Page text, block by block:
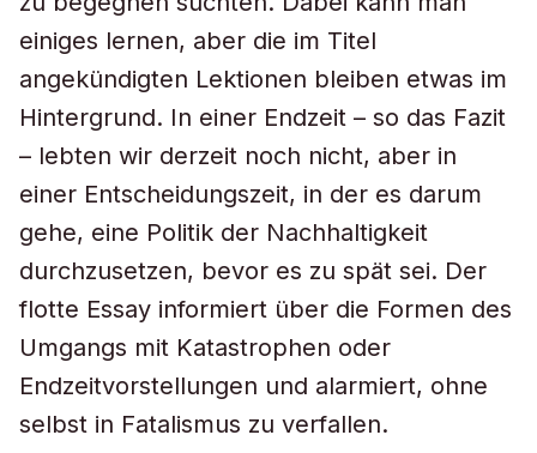
einiges lernen, aber die im Titel
angekündigten Lektionen bleiben etwas im
Hintergrund. In einer Endzeit – so das Fazit
– lebten wir derzeit noch nicht, aber in
einer Entscheidungszeit, in der es darum
gehe, eine Politik der Nachhaltigkeit
durchzusetzen, bevor es zu spät sei. Der
flotte Essay informiert über die Formen des
Umgangs mit Katastrophen oder
Endzeitvorstellungen und alarmiert, ohne
selbst in Fatalismus zu verfallen.